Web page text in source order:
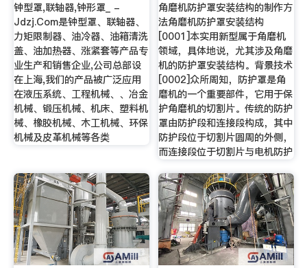
钟型罩,联轴器,钟形罩_ -
Jdzj.Com是钟型罩、联轴器、
力矩限制器、油冷器、油箱清洗
盖、油加热器、涨紧套等产品专
业生产和销售企业,公司总部设
在上海,我们的产品被广泛应用
在液压系统、工程机械、、冶金
机械、锻压机械、机床、塑料机
械、橡胶机械、木工机械、环保
机械及皮革机械等各类
角磨机防护罩安装结构的制作方
法角磨机防护罩安装结构
[0001]本实用新型属于角磨机
领域，具体地说，尤其涉及角磨
机的防护罩安装结构。背景技术
[0002]众所周知，防护罩是角
磨机的一个重要部件，它用于保
护角磨机的切割片。传统的防护
罩由防护段和连接段构成，其中
防护段位于切割片圆周的外侧，
而连接段位于切割片与电机防护